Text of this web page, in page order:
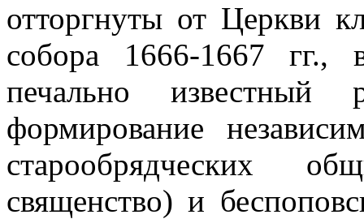
отторгнуты от Церкви
собора 1666-1667 гг.,
печально
формирование
старообрядческих
священство) и